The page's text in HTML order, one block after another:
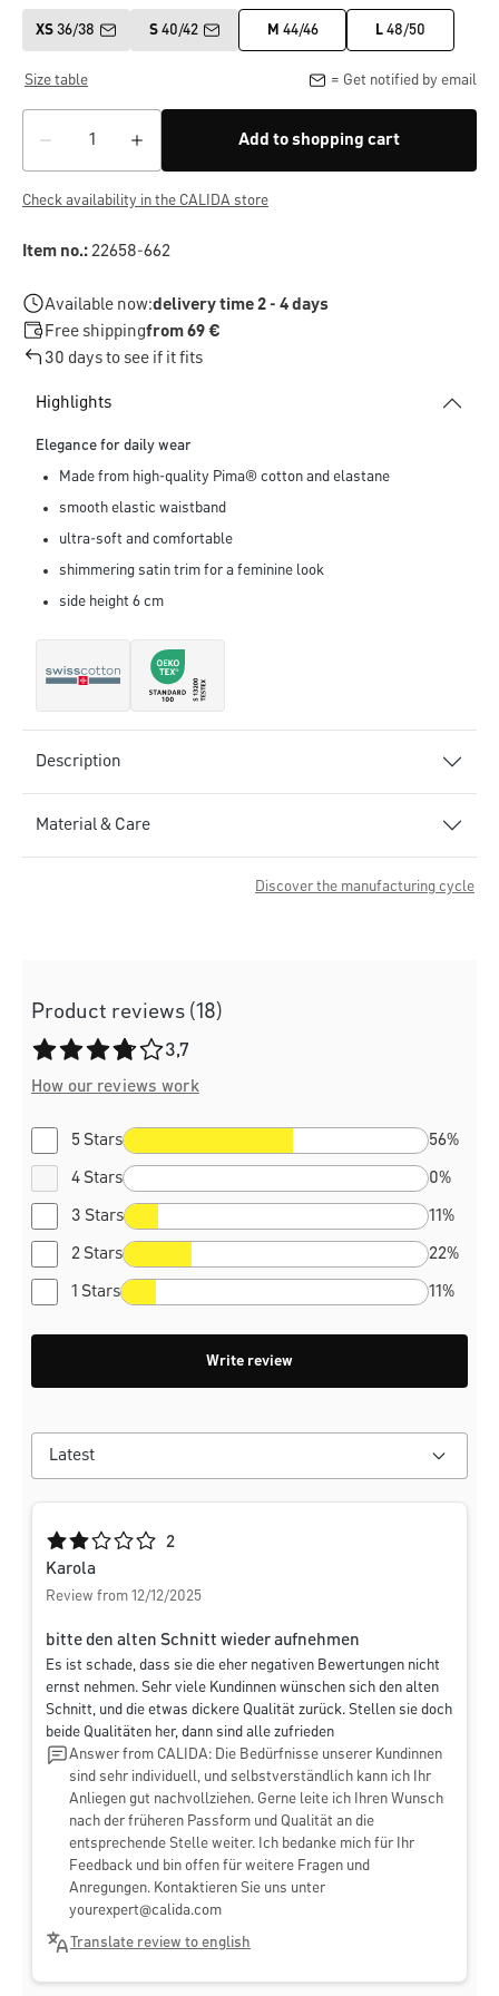
XS 36/38 S40/42 M 44/46 L 48/50
Size table = Get notified by email
Add to shopping cart
Check availability in the CALIDA store
Item no.:22658-662
Available now:delivery time 2 - 4 days
Free shippingfrom 69 €
30 days to see if it fits
Highlights
Elegance for daily wear
Made from high-quality Pima® cotton and elastane
smooth elastic waistband
ultra-soft and comfortable
shimmering satin trim for a feminine look
side height 6 cm
Description
Material & Care
Discover the manufacturing cycle
Product reviews (18)
Average rating of 3.7 out of 5 stars
3,7
How our reviews work
5 Stars 56%
4 Stars 0%
3 Stars 11%
2 Stars 22%
1 Stars 11%
Write review
Average rating of 2 out of 5 stars
2
Karola
Review from 12/12/2025
bitte den alten Schnitt wieder aufnehmen
Es ist schade, dass sie die eher negativen Bewertungen nicht
ernst nehmen. Sehr viele Kundinnen wünschen sich den alten
Schnitt, und die etwas dickere Qualität zurück. Stellen sie doch
beide Qualitäten her, dann sind alle zufrieden
Answer from CALIDA: Die Bedürfnisse unserer Kundinnen
sind sehr individuell, und selbstverständlich kann ich Ihr
Anliegen gut nachvollziehen. Gerne leite ich Ihren Wunsch
nach der früheren Passform und Qualität an die
entsprechende Stelle weiter. Ich bedanke mich für Ihr
Feedback und bin offen für weitere Fragen und
Anregungen. Kontaktieren Sie uns unter
yourexpert@calida.com
Translate review to english